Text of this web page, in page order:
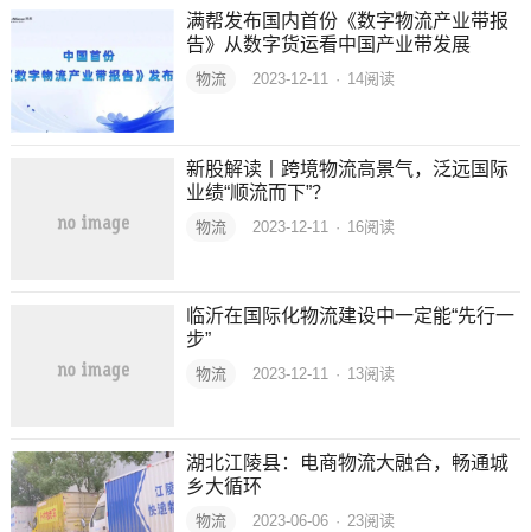
满帮发布国内首份《数字物流产业带报
告》从数字货运看中国产业带发展
物流 2023-12-11 · 14阅读
新股解读丨跨境物流高景气，泛远国际
业绩“顺流而下”？
物流 2023-12-11 · 16阅读
临沂在国际化物流建设中一定能“先行一
步”
物流 2023-12-11 · 13阅读
湖北江陵县：电商物流大融合，畅通城
乡大循环
物流 2023-06-06 · 23阅读